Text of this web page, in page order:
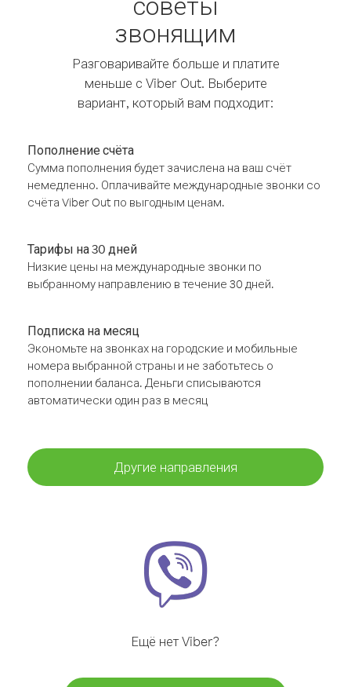
звонящим
Разговаривайте больше и платите
меньше с Viber Out. Выберите
вариант, который вам подходит:
Пополнение счёта
Сумма пополнения будет зачислена на ваш счёт
немедленно. Оплачивайте международные звонки со
счёта Viber Out по выгодным ценам.
Тарифы на 30 дней
Низкие цены на международные звонки по
выбранному направлению в течение 30 дней.
Подписка на месяц
Экономьте на звонках на городские и мобильные
номера выбранной страны и не заботьтесь о
пополнении баланса. Деньги списываются
автоматически один раз в месяц
Другие направления
Ещё нет Viber?